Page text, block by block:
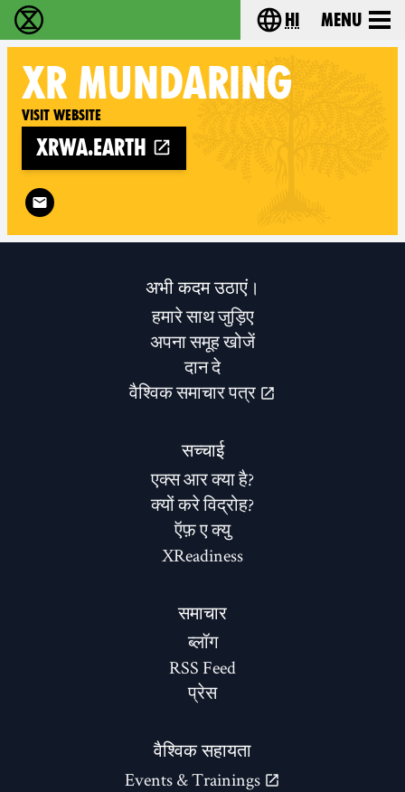
विलुप्ति विद्रोह - Home Choose your
hi Menu
XR MUNDARING
Visit website
xrwa.earth
Follow XR Mundaring on
अभी कदम उठाएं।
हमारे साथ जुड़िए
अपना समूह खोजें
दान दे
वैश्विक समाचार पत्र
सच्चाई
एक्स आर क्या है?
क्यों करे विद्रोह?
ऍफ़ ए क्यु
XReadiness
समाचार
ब्लॉग
RSS Feed
प्रेस
वैश्विक सहायता
Events & Trainings